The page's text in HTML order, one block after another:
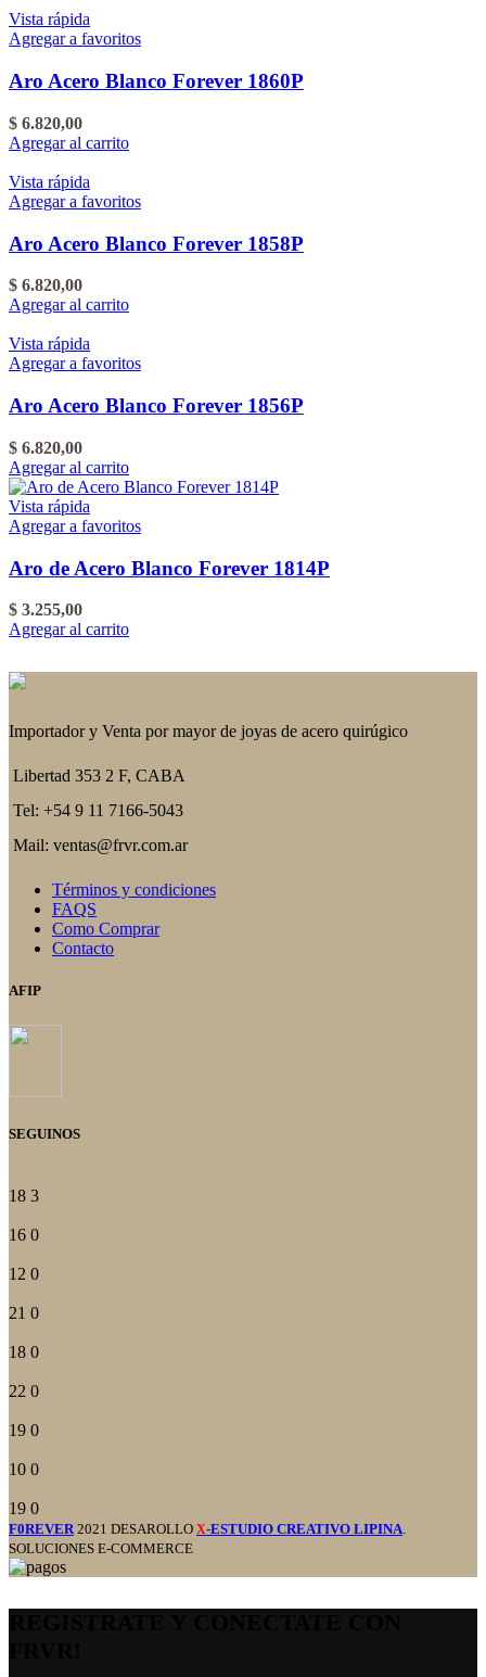
Vista rápida
Agregar a favoritos
Aro Acero Blanco Forever 1860P
$ 6.820,00
Agregar al carrito
Vista rápida
Agregar a favoritos
Aro Acero Blanco Forever 1858P
$ 6.820,00
Agregar al carrito
Vista rápida
Agregar a favoritos
Aro Acero Blanco Forever 1856P
$ 6.820,00
Agregar al carrito
Vista rápida
Agregar a favoritos
Aro de Acero Blanco Forever 1814P
$ 3.255,00
Agregar al carrito
Importador y Venta por mayor de joyas de acero quirúgico
Libertad 353 2 F, CABA
Tel: +54 9 11 7166-5043
Mail: ventas@frvr.com.ar
Términos y condiciones
FAQS
Como Comprar
Contacto
AFIP
SEGUINOS
18 3
16 0
12 0
21 0
18 0
22 0
19 0
10 0
19 0
F0REVER 2021 DESAROLLO X-ESTUDIO CREATIVO LIPINA
SOLUCIONES E-COMMERCE